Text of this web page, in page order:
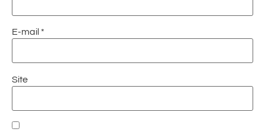
E-mail *
Site